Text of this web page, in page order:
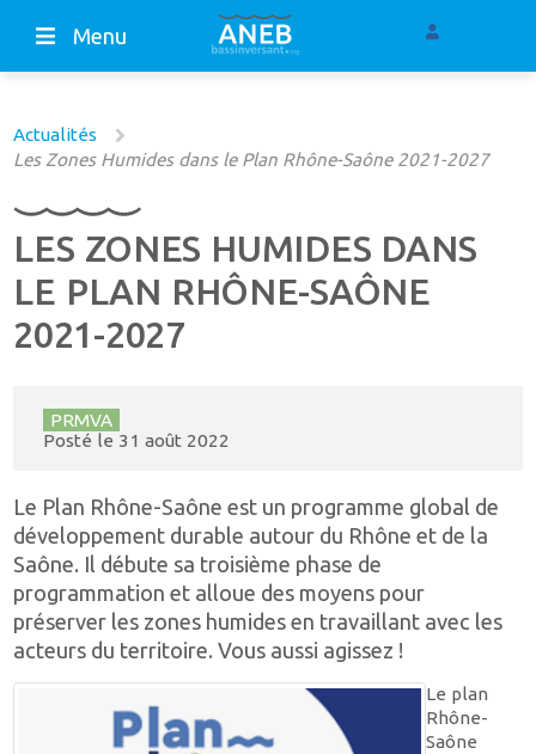
Menu
Actualités
Les Zones Humides dans le Plan Rhône-Saône 2021-2027
LES ZONES HUMIDES DANS
LE PLAN RHÔNE-SAÔNE
2021-2027
PRMVA
Posté le 31 août 2022
Le Plan Rhône-Saône est un programme global de
développement durable autour du Rhône et de la
Saône. Il débute sa troisième phase de
programmation et alloue des moyens pour
préserver les zones humides en travaillant avec les
acteurs du territoire. Vous aussi agissez !
Le plan
Rhône-
Saône